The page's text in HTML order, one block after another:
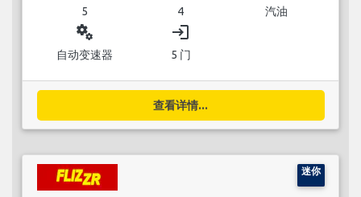
5 4 汽油
miscellaneous_services
自动变速器
login
5 门
查看详情...
迷你